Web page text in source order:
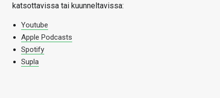
katsottavissa tai kuunneltavissa:
Youtube
Apple Podcasts
Spotify
Supla